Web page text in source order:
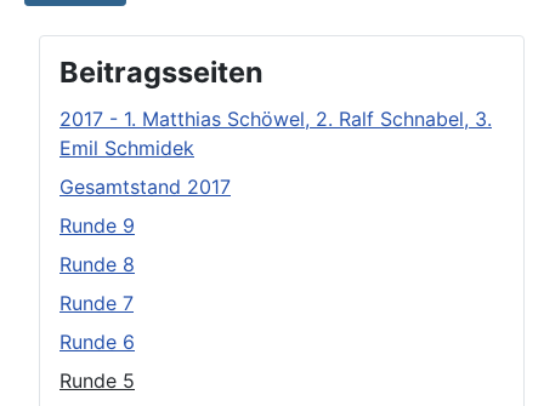
Beitragsseiten
2017 - 1. Matthias Schöwel, 2. Ralf Schnabel, 3.
Emil Schmidek
Gesamtstand 2017
Runde 9
Runde 8
Runde 7
Runde 6
Runde 5